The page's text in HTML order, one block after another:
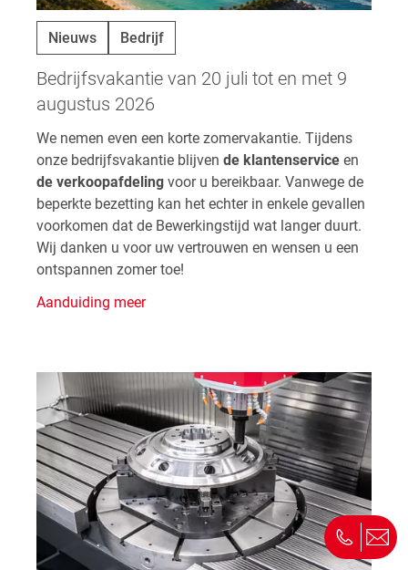
Nieuws Bedrijf
Bedrijfsvakantie van 20 juli tot en met 9
augustus 2026
We nemen even een korte zomervakantie. Tijdens
onze bedrijfsvakantie blijven de klantenservice en
de verkoopafdeling voor u bereikbaar. Vanwege de
beperkte bezetting kan het echter in enkele gevallen
voorkomen dat de Bewerkingstijd wat langer duurt.
Wij danken u voor uw vertrouwen en wensen u een
ontspannen zomer toe!
Aanduiding meer